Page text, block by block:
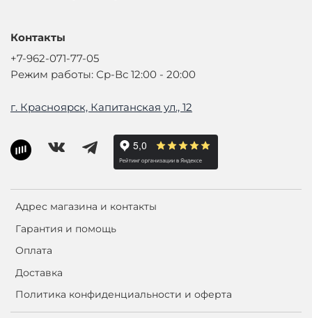
Адрес магазина и контакты
Гарантия и помощь
Оплата
Доставка
Политика конфиденциальности и оферта
Контакты
+7-962-071-77-05
Режим работы: Ср-Вс 12:00 - 20:00
г. Красноярск, Капитанская ул., 12